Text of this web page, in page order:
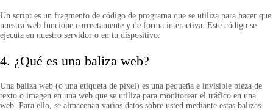
Un script es un fragmento de código de programa que se utiliza para hacer que
nuestra web funcione correctamente y de forma interactiva. Este código se
ejecuta en nuestro servidor o en tu dispositivo.
4. ¿Qué es una baliza web?
Una baliza web (o una etiqueta de píxel) es una pequeña e invisible pieza de
texto o imagen en una web que se utiliza para monitorear el tráfico en una
web. Para ello, se almacenan varios datos sobre usted mediante estas balizas